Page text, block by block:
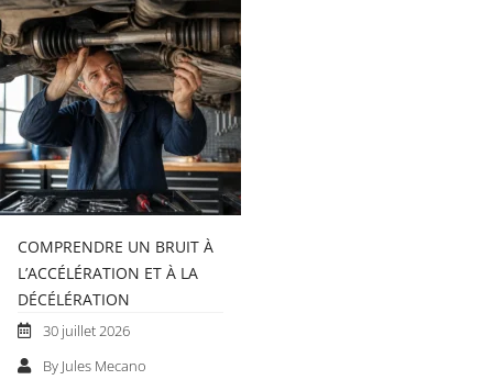
COMPRENDRE UN BRUIT À
L’ACCÉLÉRATION ET À LA
DÉCÉLÉRATION
30 juillet 2026
By Jules Mecano